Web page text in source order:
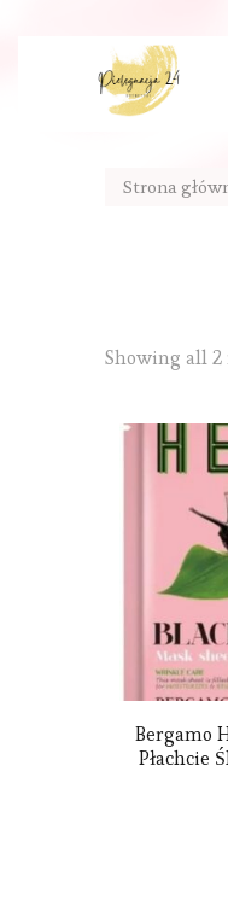
Strona
Showing all 2
Bergamo
Płachcie